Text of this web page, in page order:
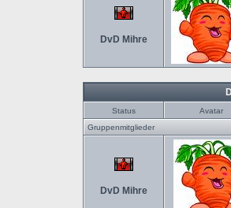
DvD Mihre
Status Avatar
Gruppenmitglieder
DvD Mihre